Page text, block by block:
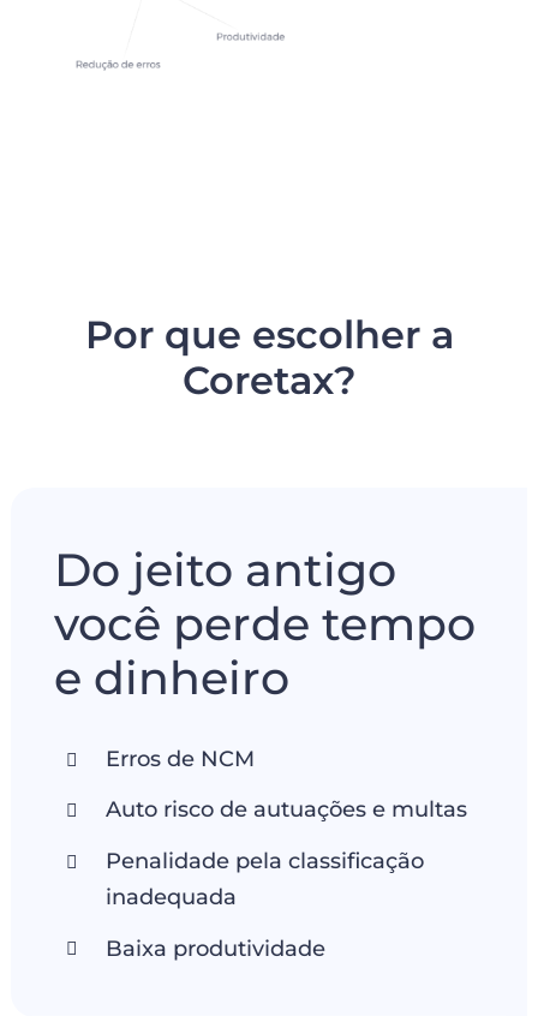
Por que escolher a
Coretax?
Do jeito antigo
você perde tempo
e dinheiro
Erros de NCM
Auto risco de autuações e multas
Penalidade pela classificação
inadequada
Baixa produtividade